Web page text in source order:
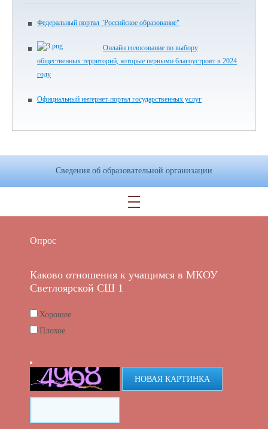
Федеральный портал "Российское образование"
Онлайн голосование по выбору
общественных территорий, которые первыми благоустроят в 2024
году
Официальный интернет-портал государственных услуг
Сведения об образовательной организации
Опрос
Каково отношения к учащимся в МКОУ
Светлоярской СШ 1
Хорошее
Плохое
НОВАЯ КАРТИНКА